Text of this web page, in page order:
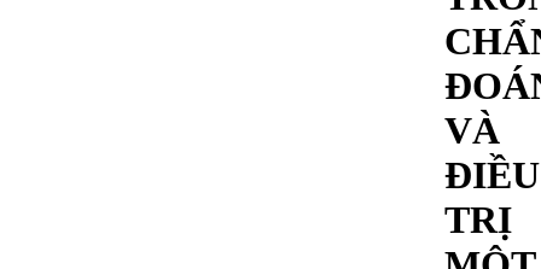
VÀ
ĐIỀU
TRỊ